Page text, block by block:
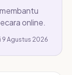
online.
9 Agustus 2026